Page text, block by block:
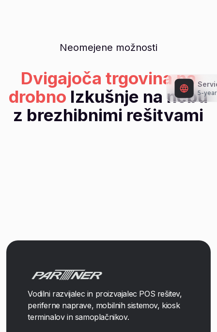
Neomejene možnosti
Dvigajoča trgovina na
drobno Izkušnje na nebu
z brezhibnimi rešitvami
5-
Vodilni razvijalec in proizvajalec POS rešitev,
periferne naprave, mobilnih sistemov, kiosk
terminalov in samoplačnikov.